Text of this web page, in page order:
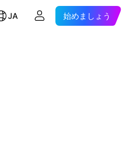
JA 始めましょう